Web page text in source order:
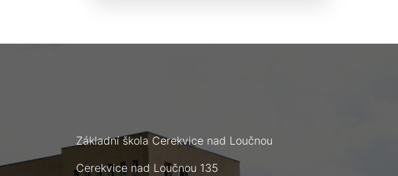
Základní škola Cerekvice nad Loučnou
Cerekvice nad Loučnou 135